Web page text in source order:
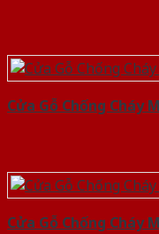
Cửa Gỗ Chống Cháy
Cửa Gỗ Chống Cháy